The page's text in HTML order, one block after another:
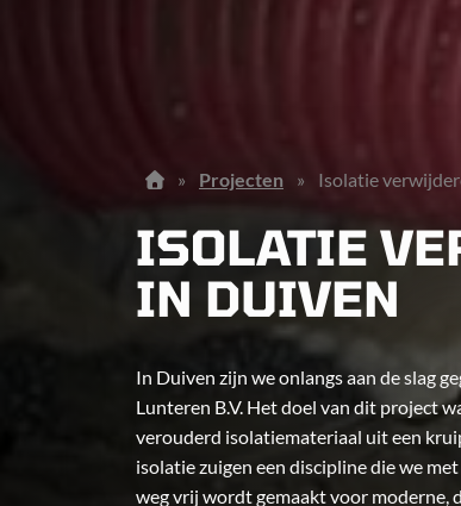
» Projecten » Isolatie
ISOLATIE
IN DUIVEN
In Duiven zijn we onlangs aan de slag
Lunteren B.V. Het doel van dit project
verouderd isolatiemateriaal uit een
isolatie zuigen een discipline die we
weg vrij wordt gemaakt voor moderne,